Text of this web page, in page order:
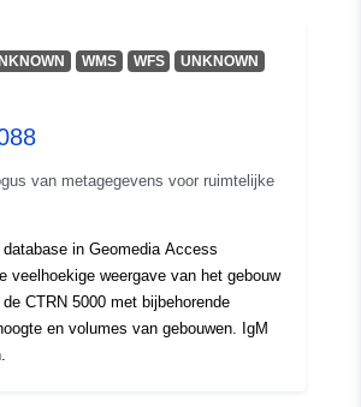
Soort: Polygon
http://data.europa.eu/88u/dataset/
WMS WFS
UNKNOWN
van metagegevens voor ruimtelijke
in Geomedia Access
veelhoekige weergave van het gebouw
CTRN 5000 met bijbehorende
en volumes van gebouwen. IgM